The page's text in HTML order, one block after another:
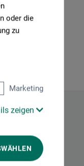
oder die
zu
Marketing
zeigen